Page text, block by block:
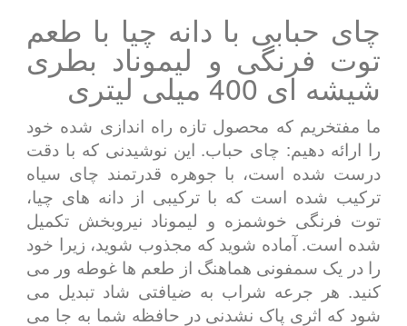
چای حبابی با دانه چیا با طعم
توت فرنگی و لیموناد بطری
شیشه ای 400 میلی لیتری
ما مفتخریم که محصول تازه راه اندازی شده خود
را ارائه دهیم: چای حباب. این نوشیدنی که با دقت
درست شده است، با جوهره قدرتمند چای سیاه
ترکیب شده است که با ترکیبی از دانه های چیا،
توت فرنگی خوشمزه و لیموناد نیروبخش تکمیل
شده است. آماده شوید که مجذوب شوید، زیرا خود
را در یک سمفونی هماهنگ از طعم ها غوطه ور می
کنید. هر جرعه شراب به ضیافتی شاد تبدیل می
شود که اثری پاک نشدنی در حافظه شما به جا می